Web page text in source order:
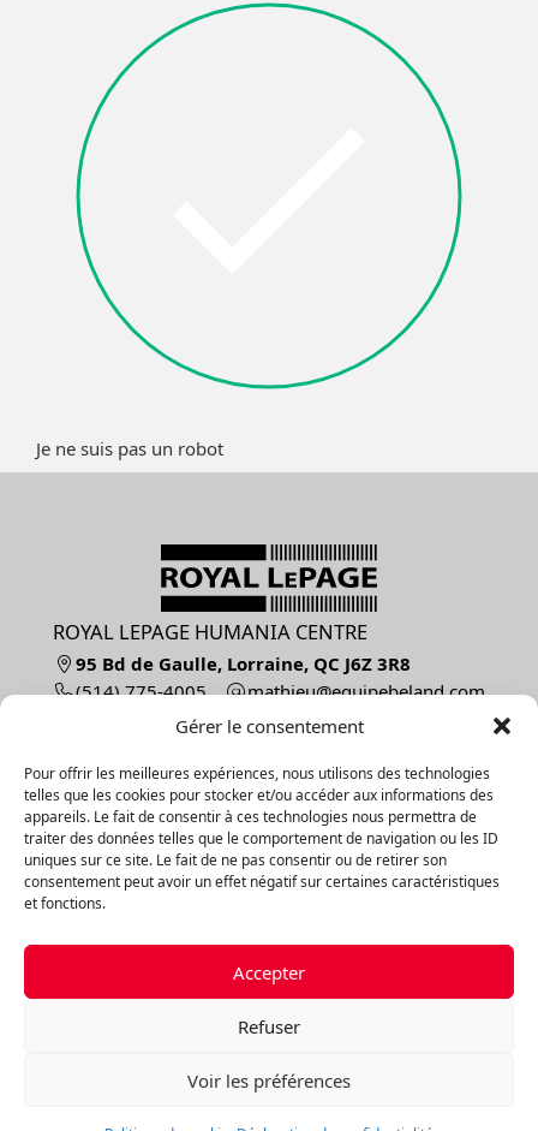
Gérer le consentement
Pour offrir les meilleures expériences, nous utilisons des technologies
telles que les cookies pour stocker et/ou accéder aux informations des
appareils. Le fait de consentir à ces technologies nous permettra de
traiter des données telles que le comportement de navigation ou les ID
uniques sur ce site. Le fait de ne pas consentir ou de retirer son
consentement peut avoir un effet négatif sur certaines caractéristiques
et fonctions.
Accepter
Refuser
Voir les préférences
Je ne suis pas un robot
ROYAL LEPAGE HUMANIA CENTRE
95 Bd de Gaulle, Lorraine, QC J6Z 3R8
(514) 775-4005
moc.dnalebepiuqe@ueihtam
Acheter
Nos propriétés
À propos
Contact
Explorer les propriétés
Aliquando 3, ID-3 Innovations